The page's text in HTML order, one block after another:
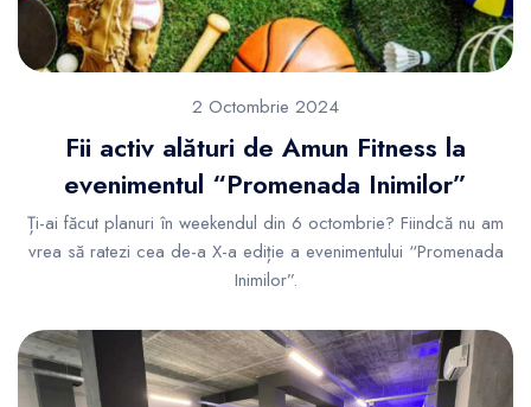
2 Octombrie 2024
Fii activ alături de Amun Fitness la
evenimentul “Promenada Inimilor”
Ți-ai făcut planuri în weekendul din 6 octombrie? Fiindcă nu am
vrea să ratezi cea de-a X-a ediție a evenimentului “Promenada
Inimilor”.